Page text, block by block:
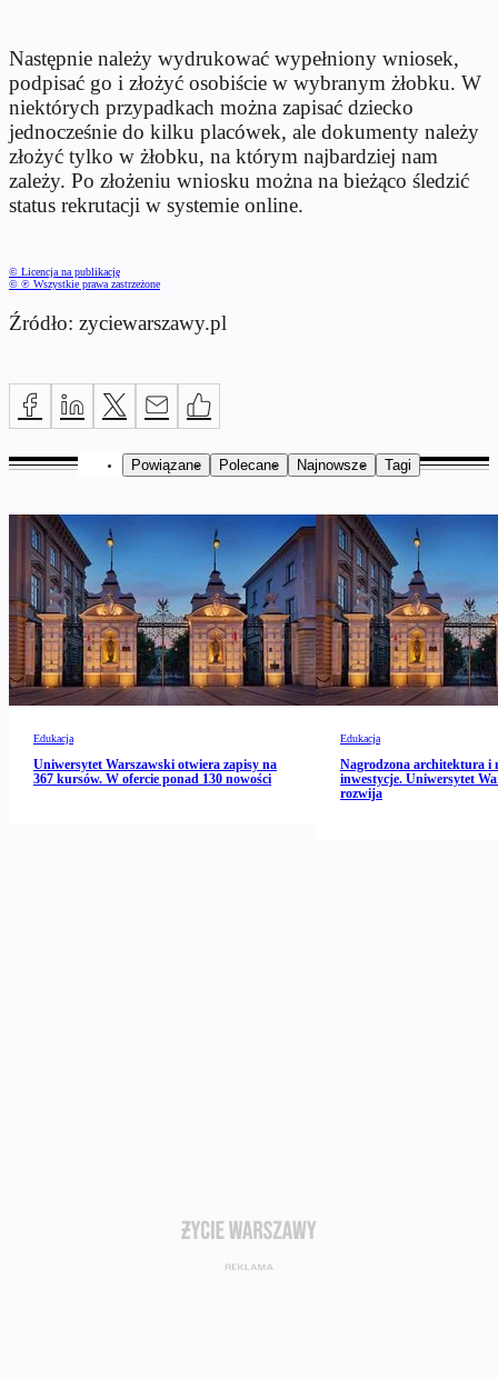
Następnie należy wydrukować wypełniony wniosek,
podpisać go i złożyć osobiście w wybranym żłobku. W
niektórych przypadkach można zapisać dziecko
jednocześnie do kilku placówek, ale dokumenty należy
złożyć tylko w żłobku, na którym najbardziej nam
zależy. Po złożeniu wniosku można na bieżąco śledzić
status rekrutacji w systemie online.
© Licencja na publikację
© ℗ Wszystkie prawa zastrzeżone
Źródło: zyciewarszawy.pl
Powiązane Polecane Najnowsze Tagi
Edukacja
Uniwersytet Warszawski otwiera zapisy na
367 kursów. W ofercie ponad 130 nowości
Edukacja
Nagrodzona architektura i
inwestycje. Uniwersytet
rozwija